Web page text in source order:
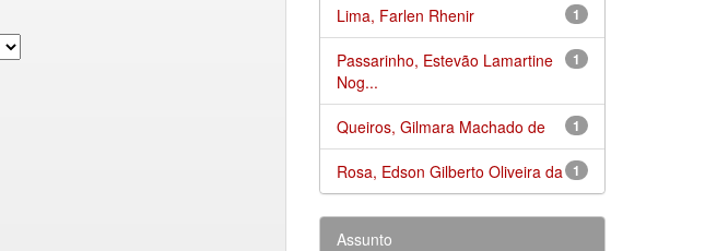
1
Lima, Farlen Rhenir
1
Passarinho, Estevão Lamartine
Nog...
1
Queiros, Gilmara Machado de
1
Rosa, Edson Gilberto Oliveira da
Assunto